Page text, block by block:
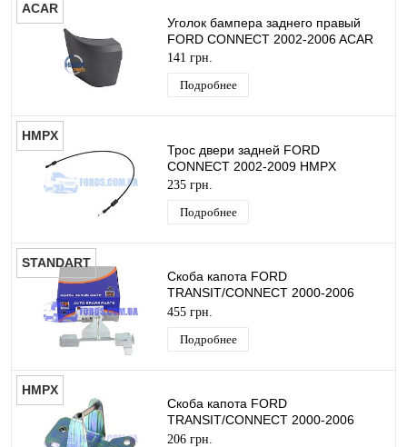
ACAR
Уголок бампера заднего правый
FORD CONNECT 2002-2006 ACAR
141 грн.
Подробнее
HMPX
Трос двери задней FORD
CONNECT 2002-2009 HMPX
235 грн.
Подробнее
STANDART
Скоба капота FORD
TRANSIT/CONNECT 2000-2006
STANDART
455 грн.
Подробнее
HMPX
Скоба капота FORD
TRANSIT/CONNECT 2000-2006
HMPX
206 грн.